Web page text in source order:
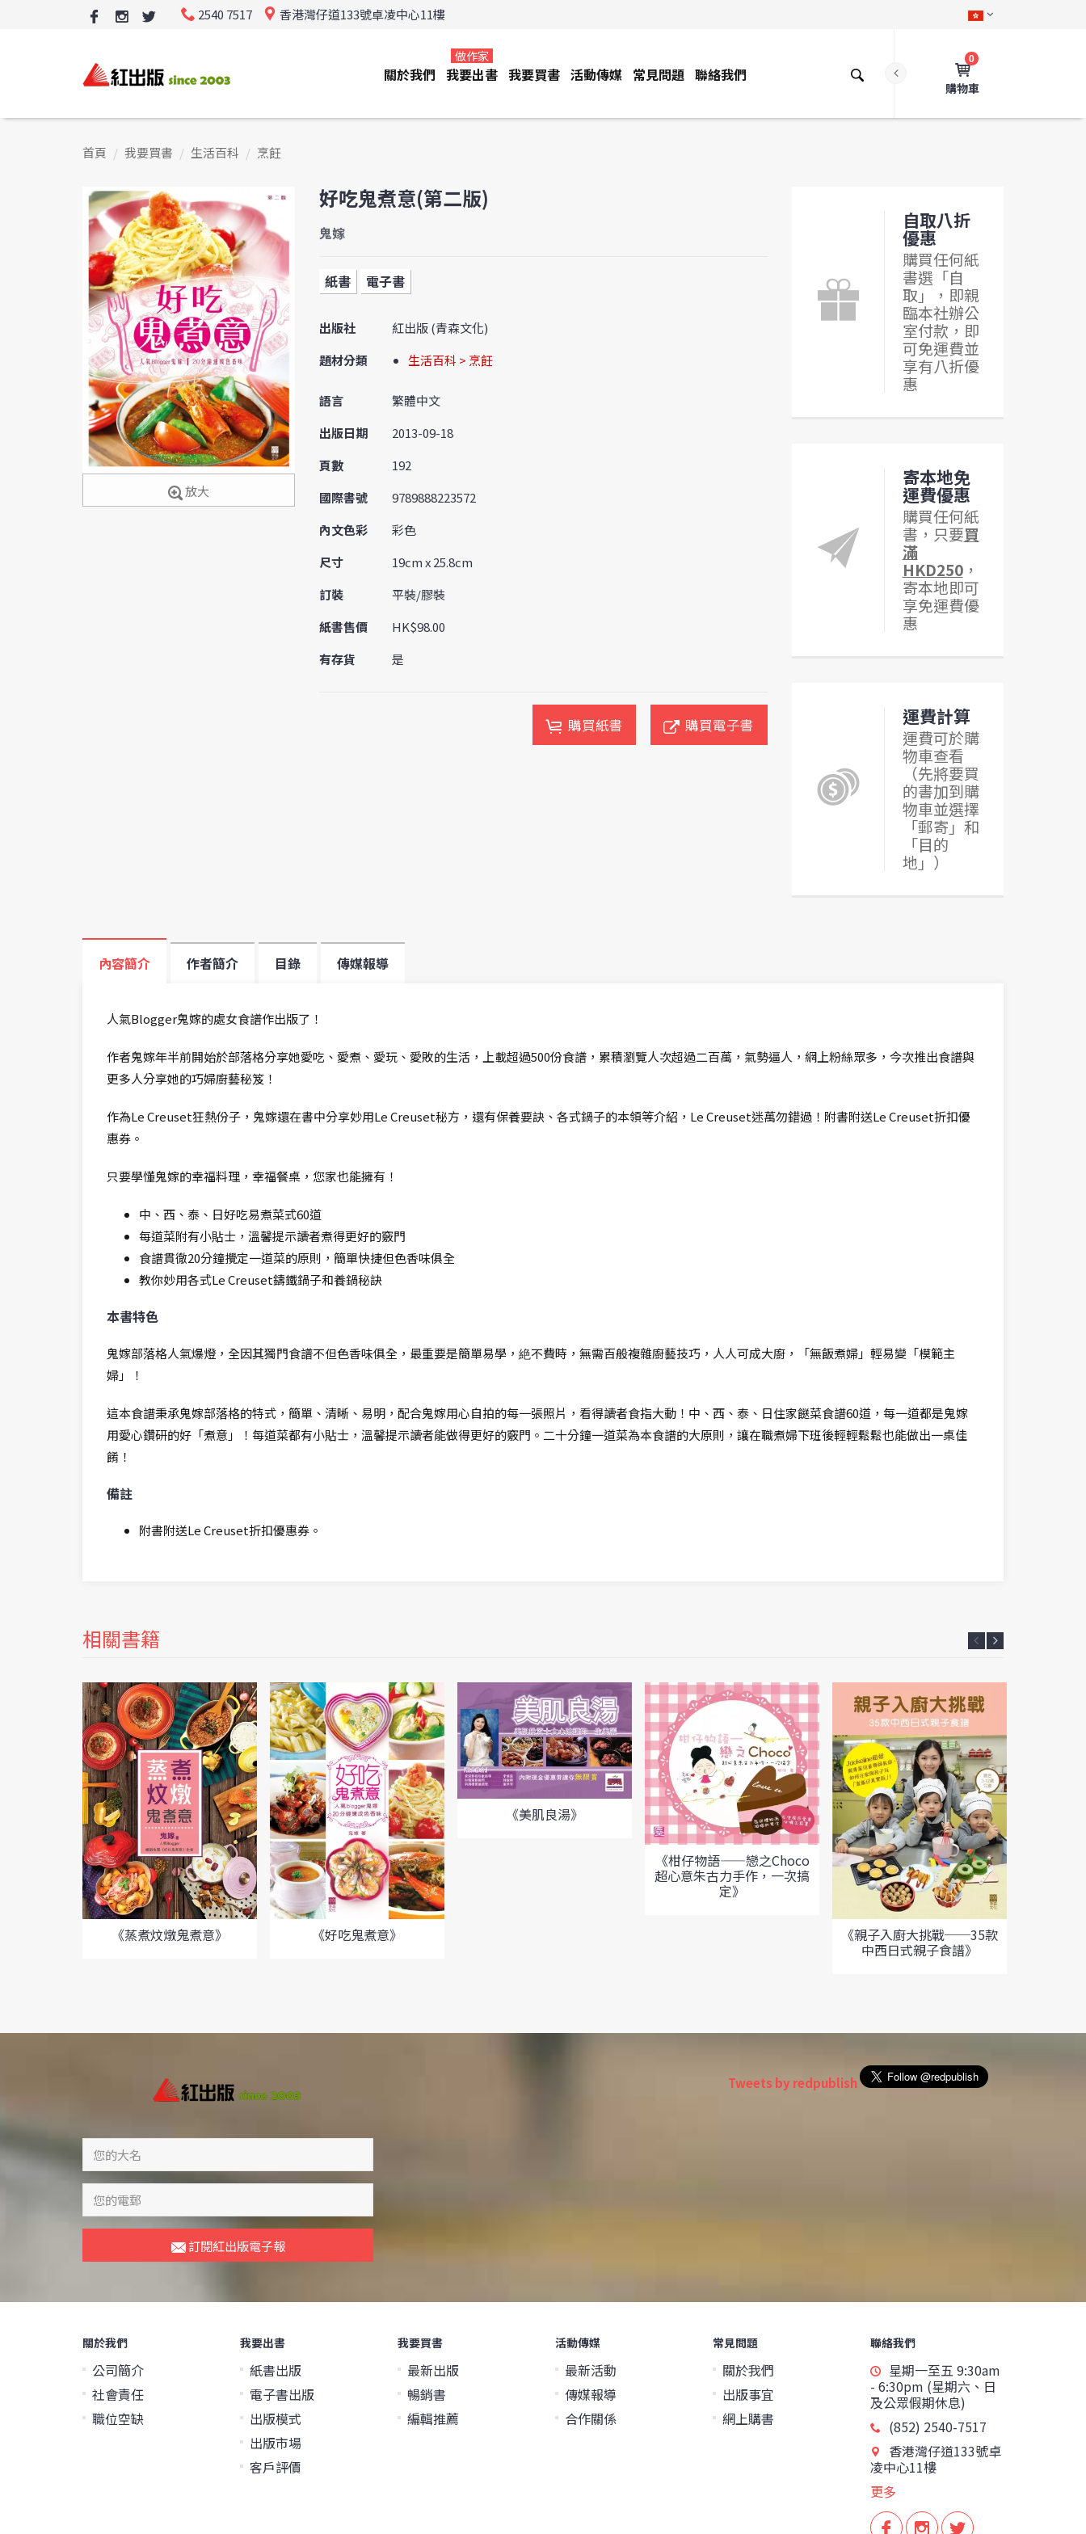
2540 7517 香港灣仔道133號卓凌中心11樓
0
購物車
關於我們 我要出書
做作家
我要買書 活動傳媒 常見問題 聯絡我們
首頁 我要買書 生活百科 烹飪
放大
好吃鬼煮意(第二版)
鬼嫁
紙書 電子書
出版社
紅出版 (青森文化)
題材分類
生活百科 > 烹飪
語言
繁體中文
出版日期
2013-09-18
頁數
192
國際書號
9789888223572
內文色彩
彩色
尺寸
19cm x 25.8cm
訂裝
平裝/膠裝
紙書售價
HK$98.00
有存貨
是
購買紙書 購買電子書
自取八折
優惠
購買任何紙
書選「自
取」，即親
臨本社辦公
室付款，即
可免運費並
享有八折優
惠
寄本地免
運費優惠
購買任何紙
書，只要買
滿
HKD250，
寄本地即可
享免運費優
惠
運費計算
運費可於購
物車查看
（先將要買
的書加到購
物車並選擇
「郵寄」和
「目的
地」）
內容簡介 作者簡介 目錄 傳媒報導
人氣Blogger鬼嫁的處女食譜作出版了！
作者鬼嫁年半前開始於部落格分享她愛吃、愛煮、愛玩、愛敗的生活，上載超過500份食譜，累積瀏覽人次超過二百萬，氣勢逼人，網上粉絲眾多，今次推出食譜與
更多人分享她的巧婦廚藝秘笈！
作為Le Creuset狂熱份子，鬼嫁還在書中分享妙用Le Creuset秘方，還有保養要訣、各式鍋子的本領等介紹，Le Creuset迷萬勿錯過！附書附送Le Creuset折扣優
惠券。
只要學懂鬼嫁的幸福料理，幸福餐桌，您家也能擁有！
中、西、泰、日好吃易煮菜式60道
每道菜附有小貼士，溫馨提示讀者煮得更好的竅門
食譜貫徹20分鐘攪定一道菜的原則，簡單快捷但色香味俱全
教你妙用各式Le Creuset鑄鐵鍋子和養鍋秘訣
本書特色
鬼嫁部落格人氣爆燈，全因其獨門食譜不但色香味俱全，最重要是簡單易學，絶不費時，無需百般複雜廚藝技巧，人人可成大廚，「無飯煮婦」輕易變「模範主
婦」！
這本食譜秉承鬼嫁部落格的特式，簡單、清晰、易明，配合鬼嫁用心自拍的每一張照片，看得讀者食指大動！中、西、泰、日住家餸菜食譜60道，每一道都是鬼嫁
用愛心鑽研的好「煮意」！每道菜都有小貼士，溫馨提示讀者能做得更好的竅門。二十分鐘一道菜為本食譜的大原則，讓在職煮婦下班後輕輕鬆鬆也能做出一桌佳
餚！
備註
附書附送Le Creuset折扣優惠券。
相關書籍
《蒸煮炆燉鬼煮意》 《好吃鬼煮意》
《美肌良湯》
《柑仔物語——戀之Choco
超心意朱古力手作，一次搞
定》
《親子入廚大挑戰──35款
中西日式親子食譜》
訂閱紅出版電子報
Tweets by redpublish
關於我們
公司簡介
社會責任
職位空缺
我要出書
紙書出版
電子書出版
出版模式
出版市場
客戶評價
我要買書
最新出版
暢銷書
編輯推薦
活動傳媒
最新活動
傳媒報導
合作關係
常見問題
關於我們
出版事宜
網上購書
聯絡我們
星期一至五 9:30am
- 6:30pm (星期六、日
及公眾假期休息)
(852) 2540-7517
香港灣仔道133號卓
凌中心11樓
更多